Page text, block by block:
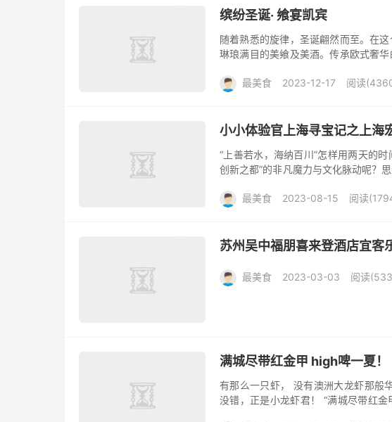
缤纷圣诞· 飨宴凯宾
随着熟悉的旋律，圣诞翩然而至。在
琳琅满目的美飨及美酒。传承欧式奢
诞树，都吸足...
最美食 2023-12-17 阅读
小小体验官上海寻宝记之上海
“上善若水，海纳百川”怎样用两天的
创新之都”的非凡魔力与文化脉动呢？
书...
最美食 2023-08-15 阅读
苏州吴中福朋喜来登酒店宜客
最美食 2023-03-03 阅读
满城尽带红金甲 high啤一夏！
有那么一只虾， 没有澳洲大龙虾那般
没错，正是小龙虾君！ “满城尽带红